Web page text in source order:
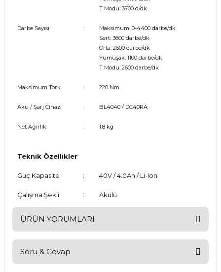
T Modu: 3700 d/dk
Darbe Sayısı :
Maksimum: 0-4400 darbe/dk
Sert: 3600 darbe/dk
Orta: 2600 darbe/dk
Yumuşak: 1100 darbe/dk
T Modu: 2600 darbe/dk
Maksimum Tork : 220 Nm
Akü / Şarj Cihazı : BL4040 / DC40RA
Net Ağırlık : 1.8 kg
Teknik Özellikler
Güç Kapasite : 40V / 4.0Ah / Li-Ion
Çalışma Şekli : Akülü
ÜRÜN YORUMLARI
Bu ürüne ilk yorumu siz yapın!
Soru & Cevap